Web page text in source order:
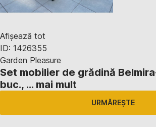
Afișează tot
ID: 1426355
Garden Pleasure
Set mobilier de grădină Belmira
buc., … mai mult
URMĂREȘTE